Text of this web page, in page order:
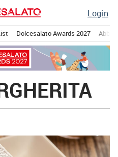
Login
Dolcesalato Awards 2027